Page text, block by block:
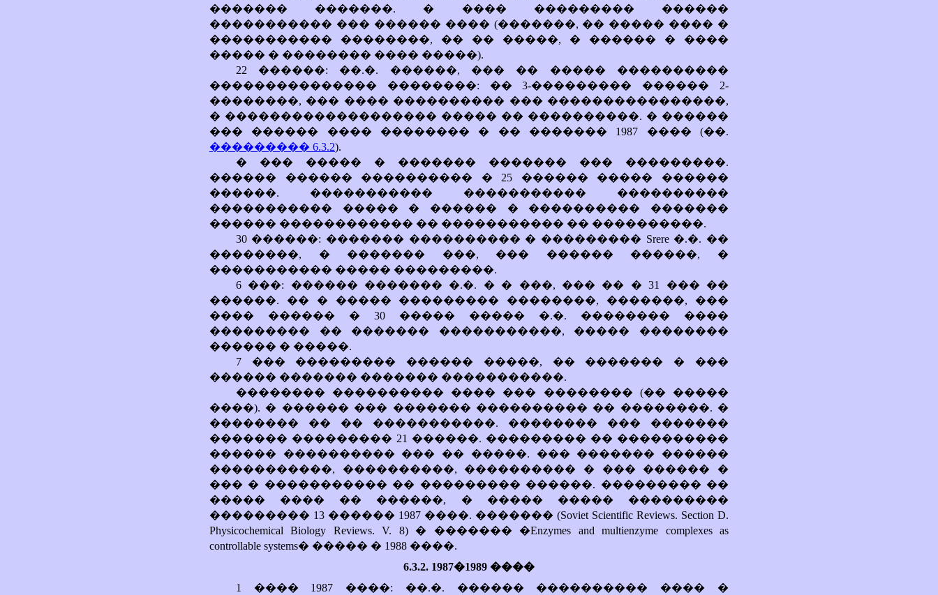
������� �������. � ���� ��������� ������
����������� ��� ������ ���� (�������, �� ����� ���� �
����������� ��������, �� �� �����, � ������ � ����
����� � �������� ���� �����).
22 ������: ��.�. ������, ��� �� ����� ����������
��������������� ��������: �� 3-��������� ������ 2-
��������, ��� ���� ���������� ��� ����������������,
� ������������������� ����� �� ����������. � ������
��� ������ ���� �������� � �� ������� 1987 ���� (��.
��������� 6.3.2).
� ��� ����� � ������� ������� ��� ���������.
������ ������ ���������� � 25 ������ ����� ������
������. ����������� ����������� ����������
����������� ����� � ������ � ���������� �������
������ ������������ �� ����������� �� ����������.
30 ������: ������� ���������� � ��������� Srere �.�. ��
��������, � ������� ���, ��� ������ ������, �
����������� ����� ���������.
6 ���: ������ ������� �.�. � � ���, ��� �� � 31 ��� ��
������. �� � ����� ��������� ��������, �������, ���
���� ������ � 30 ����� ����� �.�. �������� ����
��������� �� ������� �����������, ����� ��������
������ � �����.
7 ��� ��������� ������ �����, �� ������� � ���
������ ������� ������� �����������.
�������� ���������� ���� ��� �������� (�� �����
����). � ������ ��� ������� ���������� �� ��������. �
�������� �� �� �����������. �������� ��� �������
������� ��������� 21 ������. ��������� �� ����������
������ ���������� ��� �� �����. ��� ������� ������
�����������, ����������, ���������� � ��� ������ �
��� � ����������� �� ��������� ������. ��������� ��
����� ���� �� ������, � ����� ����� ���������
��������� 13 ������ 1987 ����. ������� (Soviet Scientific Reviews. Section D.
Physicochemical Biology Reviews. V. 8) � ������� �Enzymes and multienzyme complexes as
controllable systems� ����� � 1988 ����.
6.3.2. 1987�1989 ����
1 ���� 1987 ����: ��.�. ������ ���������� ���� �